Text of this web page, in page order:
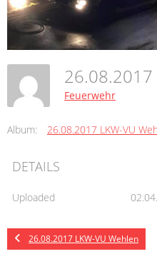
26.08.2017
Feuerwehr
Album: 26.08.2017 LKW-VU
DETAILS
Uploaded
26.08.2017 LKW-VU Wehlen